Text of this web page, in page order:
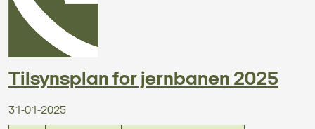
Tilsynsplan for jernbanen 2025
31-01-2025